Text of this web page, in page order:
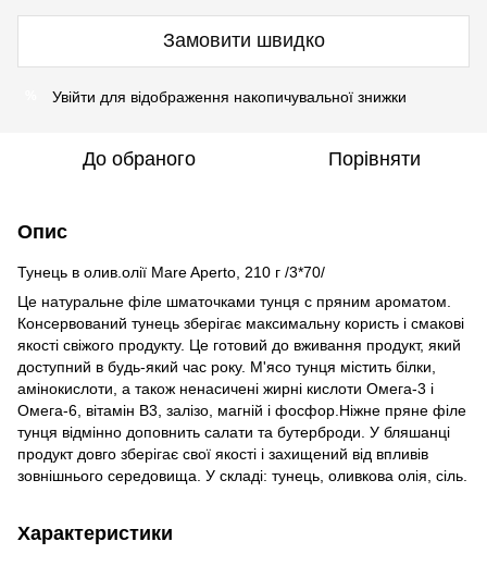
Замовити швидко
Увійти для відображення накопичувальної знижки
До обраного Порівняти
Опис
Тунець в олив.олії Mare Aperto, 210 г /3*70/
Це натуральне філе шматочками тунця c пряним ароматом.
Консервований тунець зберігає максимальну користь і смакові
якості свіжого продукту. Це готовий до вживання продукт, який
доступний в будь-який час року. М'ясо тунця містить білки,
амінокислоти, а також ненасичені жирні кислоти Омега-3 і
Омега-6, вітамін В3, залізо, магній і фосфор.Ніжне пряне філе
тунця відмінно доповнить салати та бутерброди. У бляшанці
продукт довго зберігає свої якості і захищений від впливів
зовнішнього середовища. У складі: тунець, оливкова олія, сіль.
Характеристики